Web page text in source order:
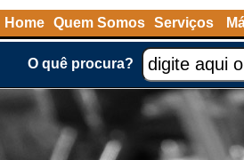
Home Quem Somos Serviços
O quê procura?